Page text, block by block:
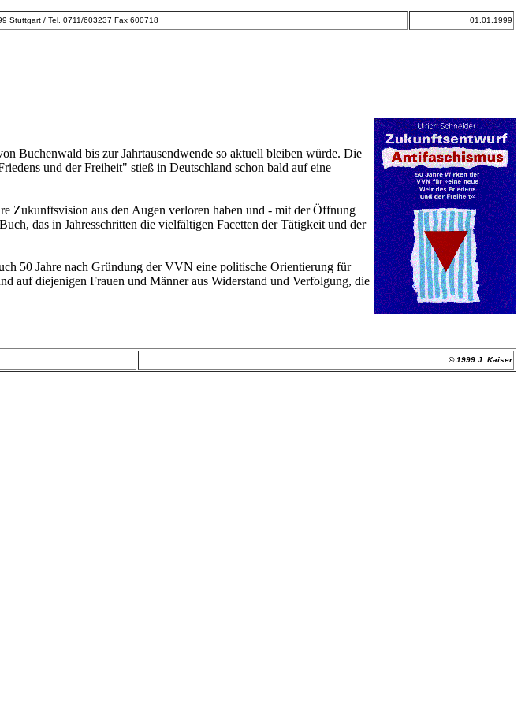
Stuttgart / Tel. 0711/603237 Fax 600718 01.01.1999
Buchenwald bis zur Jahrtausendwende so aktuell bleiben würde. Die
und der Freiheit" stieß in Deutschland schon bald auf eine
Zukunftsvision aus den Augen verloren haben und - mit der Öffnung
das in Jahresschritten die vielfältigen Facetten der Tätigkeit und der
50 Jahre nach Gründung der VVN eine politische Orientierung für
auf diejenigen Frauen und Männer aus Widerstand und Verfolgung, die
© 1999 J. Kaiser